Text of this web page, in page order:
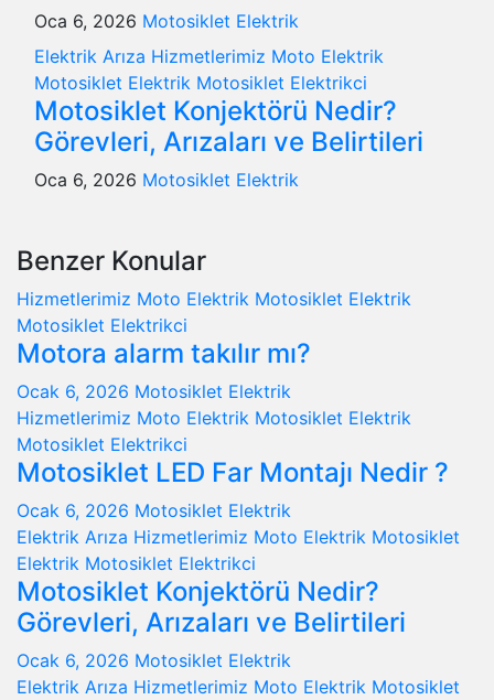
Oca 6, 2026 Motosiklet Elektrik
Elektrik Arıza Hizmetlerimiz Moto Elektrik
Motosiklet Elektrik Motosiklet Elektrikci
Motosiklet Konjektörü Nedir?
Görevleri, Arızaları ve Belirtileri
Oca 6, 2026 Motosiklet Elektrik
Benzer Konular
Hizmetlerimiz Moto Elektrik Motosiklet Elektrik
Motosiklet Elektrikci
Motora alarm takılır mı?
Ocak 6, 2026 Motosiklet Elektrik
Hizmetlerimiz Moto Elektrik Motosiklet Elektrik
Motosiklet Elektrikci
Motosiklet LED Far Montajı Nedir ?
Ocak 6, 2026 Motosiklet Elektrik
Elektrik Arıza Hizmetlerimiz Moto Elektrik Motosiklet
Elektrik Motosiklet Elektrikci
Motosiklet Konjektörü Nedir?
Görevleri, Arızaları ve Belirtileri
Ocak 6, 2026 Motosiklet Elektrik
Elektrik Arıza Hizmetlerimiz Moto Elektrik Motosiklet